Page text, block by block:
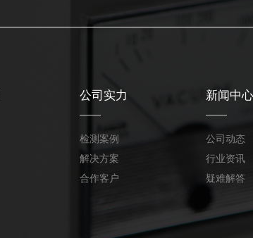
公司实力
检测案例
解决方案
合作客户
新闻中心
公司动态
行业资讯
疑难解答